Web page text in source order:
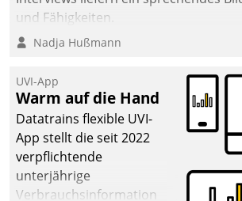
und Fähigkeiten.
Nadja Hußmann
UVI-App
Warm auf die Hand
Datatrains flexible UVI-
App stellt die seit 2022
verpflichtende
unterjährige
Verbrauchsinformation